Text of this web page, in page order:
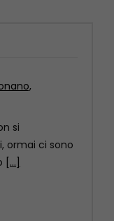
Fauci